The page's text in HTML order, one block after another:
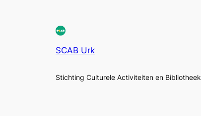
SCAB Urk
Stichting Culturele Activiteiten en Bibliotheek